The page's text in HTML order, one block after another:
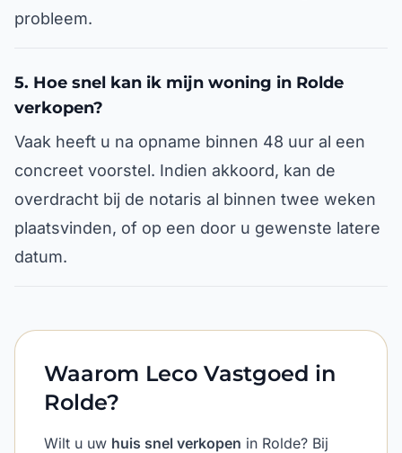
probleem.
5. Hoe snel kan ik mijn woning in Rolde
verkopen?
Vaak heeft u na opname binnen 48 uur al een
concreet voorstel. Indien akkoord, kan de
overdracht bij de notaris al binnen twee weken
plaatsvinden, of op een door u gewenste latere
datum.
Waarom Leco Vastgoed in
Rolde?
Wilt u uw huis snel verkopen in Rolde? Bij